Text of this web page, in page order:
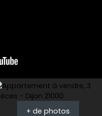
+ de photos